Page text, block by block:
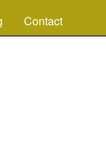
Contact